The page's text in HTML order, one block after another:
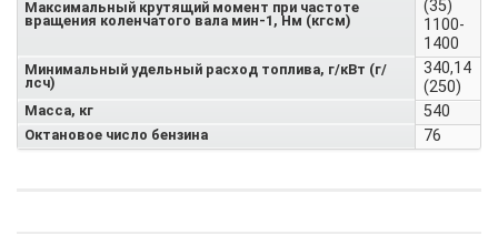
Максимальный крутящий момент при частоте
вращения коленчатого вала мин-1, Нм (кгсм)
(35)
1100-
1400
Минимальный удельный расход топлива, г/кВт (г/
лсч)
340,14
(250)
Масса, кг 540
Октановое число бензина 76